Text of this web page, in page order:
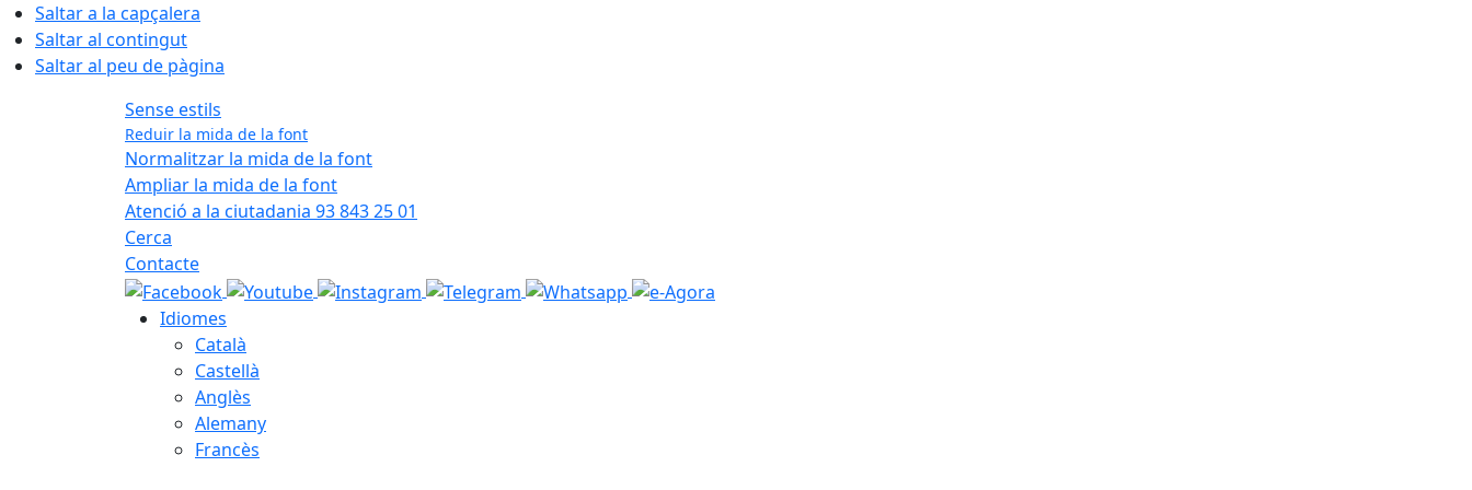
Saltar a la capçalera
Saltar al contingut
Saltar al peu de pàgina
Sense estils
Reduir la mida de la font
Normalitzar la mida de la font
Ampliar la mida de la font
Atenció a la ciutadania 93 843 25 01
Cerca
Contacte
Idiomes
Català
Castellà
Anglès
Alemany
Francès